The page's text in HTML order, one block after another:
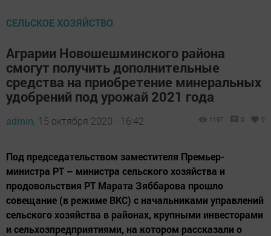
СЕЛЬСКОЕ ХОЗЯЙСТВО
Аграрии Новошешминского района
смогут получить дополнительные
средства на приобретение минеральных
удобрений под урожай 2021 года
admin, 15 октября 2020 - 16:42 1197 0 0
Под председательством заместителя Премьер-
министра РТ – министра сельского хозяйства и
продовольствия РТ Марата Зяббарова прошло
совещание (в режиме ВКС) с начальниками управлений
сельского хозяйства в районах, крупными инвесторами
и сельхозпредприятиями, на котором рассказали о